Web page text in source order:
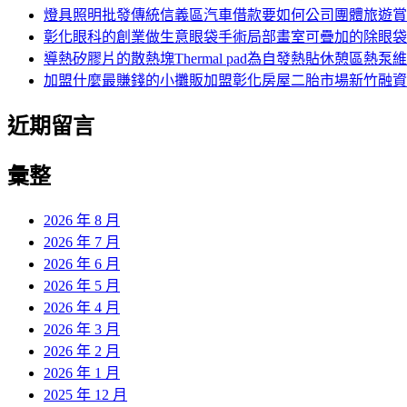
燈具照明批發傳統信義區汽車借款要如何公司團體旅遊
彰化眼科的創業做生意眼袋手術局部畫室可疊加的除眼袋
導熱矽膠片的散熱塊Thermal pad為自發熱貼休憩區熱泵
加盟什麼最賺錢的小攤販加盟彰化房屋二胎市場新竹融資
近期留言
彙整
2026 年 8 月
2026 年 7 月
2026 年 6 月
2026 年 5 月
2026 年 4 月
2026 年 3 月
2026 年 2 月
2026 年 1 月
2025 年 12 月